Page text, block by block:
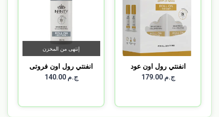
انفنتي رول اون عود
مزيل...ج.م 179.00
إنتهى من المخزن
انفنتي رول اون فروتى
1+...ج.م 140.00